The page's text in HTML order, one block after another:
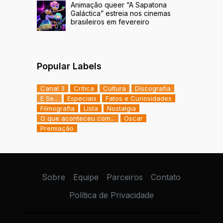
Animação queer “A Sapatona
Galáctica” estreia nos cinemas
brasileiros em fevereiro
Popular Labels
Canal 3 Crítica Cultura
Discografia
E Se...
Especiais
Fatos e Curiosidades
Filmografia
Lista
Nostalgia
O que aconteceu com...
Oscar
Premiação
Sobre Equipe Parceiros
Contato
Política de Privacidade